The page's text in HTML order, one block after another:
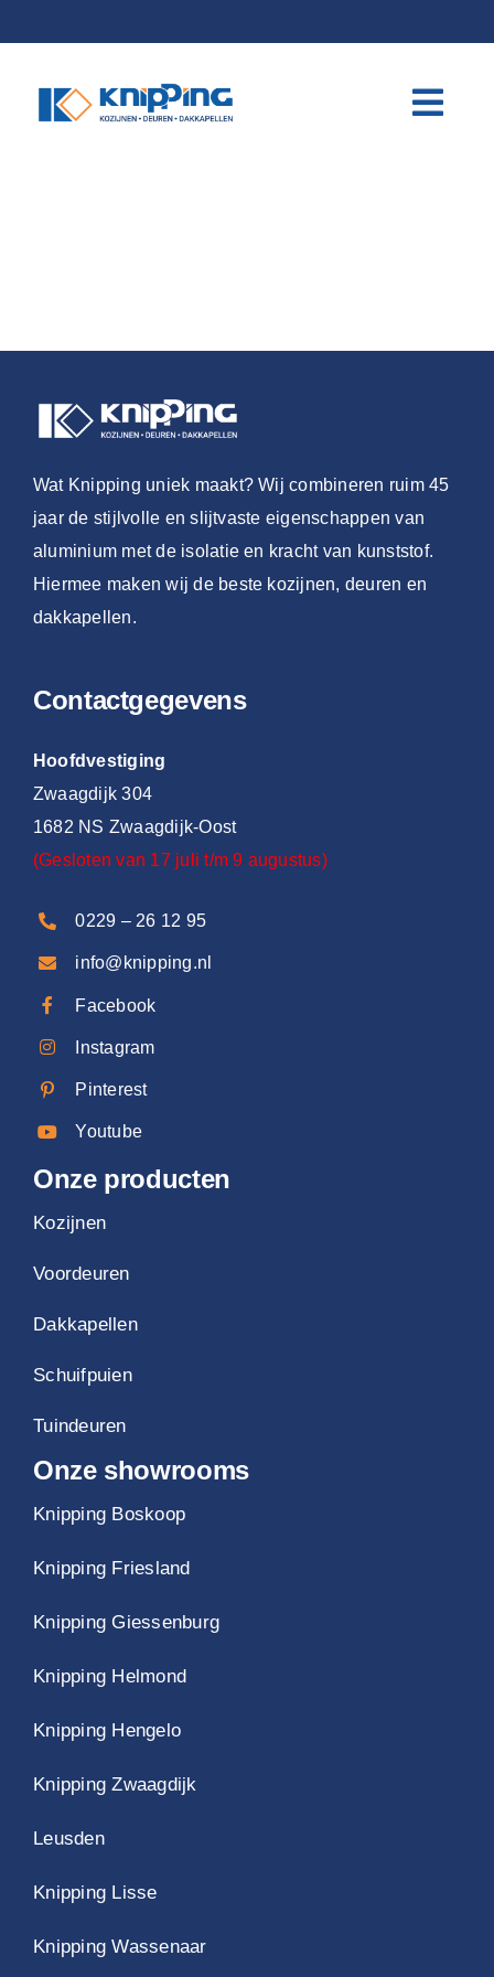
to
Wat Knipping uniek maakt? Wij combineren ruim 45
jaar de stijlvolle en slijtvaste eigenschappen van
aluminium met de isolatie en kracht van kunststof.
Hiermee maken wij de beste kozijnen, deuren en
dakkapellen.
Contactgegevens
Hoofdvestiging
Zwaagdijk 304
1682 NS Zwaagdijk-Oost
(Gesloten van 17 juli t/m 9 augustus)
0229 – 26 12 95
info@knipping.nl
Facebook
Instagram
Pinterest
Youtube
Onze producten
Kozijnen
Voordeuren
Dakkapellen
Schuifpuien
Tuindeuren
Onze showrooms
Knipping Boskoop
Knipping Friesland
Knipping Giessenburg
Knipping Helmond
Knipping Hengelo
Knipping Zwaagdijk
Leusden
Knipping Lisse
Knipping Wassenaar